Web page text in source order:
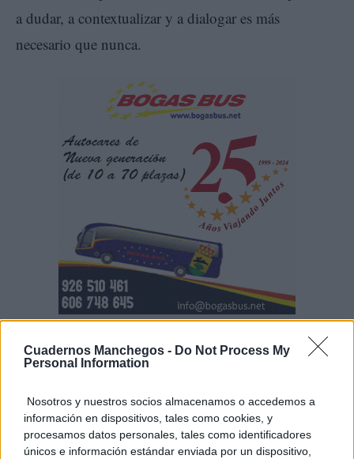
Cuadernos Manchegos - Do Not Process My
Personal Information
Nosotros y nuestros socios almacenamos o accedemos a
información en dispositivos, tales como cookies, y
procesamos datos personales, tales como identificadores
únicos e información estándar enviada por un dispositivo,
a dudar, a contextualizar y a dialogar es más
necesario que nunca.
Castilla-La Mancha debe aprovechar esta encrucijada
para fortalecer un modelo educativo centrado en el
pensamiento, la cooperación y la equidad. Eso
significa no renunciar a lo fundamental: no todo lo